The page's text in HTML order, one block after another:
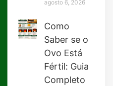
agosto 6, 2026
Como
Saber se o
Ovo Está
Fértil: Guia
Completo